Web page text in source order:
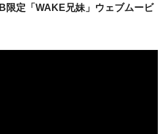
限定「WAKE兄妹」ウェブムービ